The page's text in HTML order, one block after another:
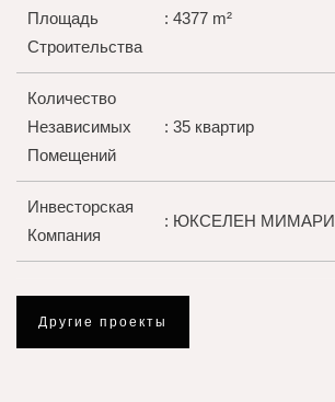
Площадь
Строительства
: 4377 m²
Количество
Независимых
Помещений
: 35 квартир
Инвесторская
Компания
: ЮКСЕЛЕН МИМАРИ
Другие проекты